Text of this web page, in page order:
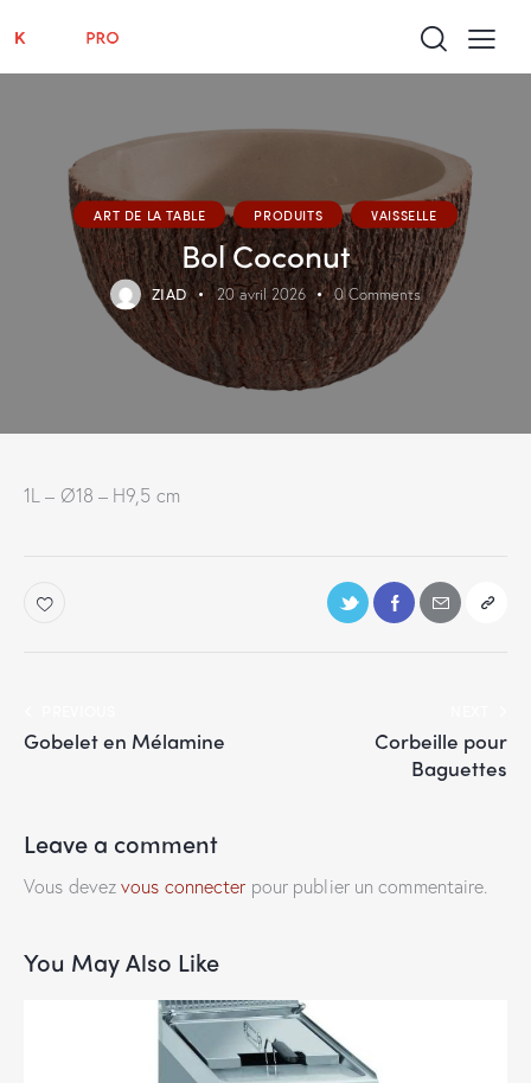
ART DE LA TABLE PRODUITS VAISSELLE
Bol Coconut
ZIAD 20 avril 2026 0 Comments
1L – Ø18 – H9,5 cm
Gobelet en Mélamine
Corbeille pour
Baguettes
Leave a comment
Vous devezvous connecter pour publier un commentaire.
You May Also Like